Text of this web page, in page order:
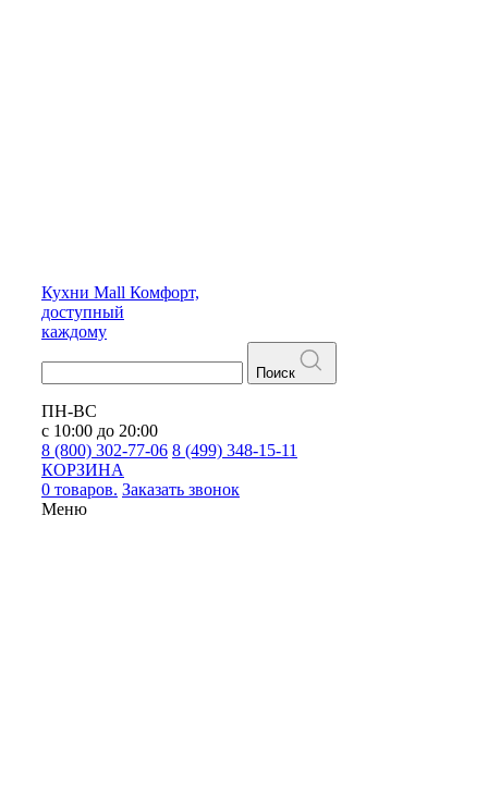
Кухни Mall Комфорт,
доступный
каждому
Поиск
ПН-ВС
с 10:00 до 20:00
8 (800) 302-77-06 8 (499) 348-15-11
КОРЗИНА
0 товаров. Заказать звонок
Меню